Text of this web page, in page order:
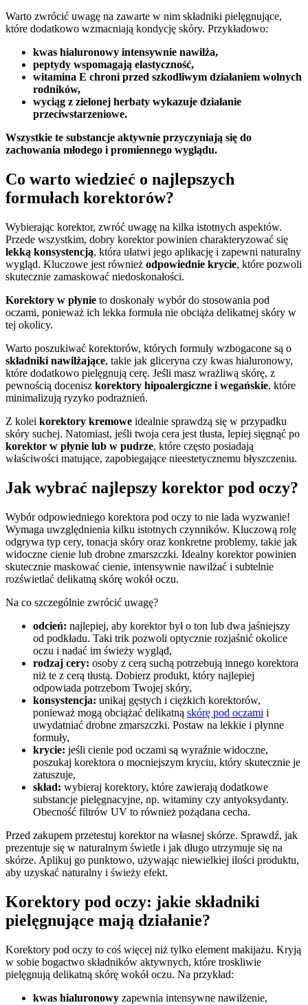
Warto zwrócić uwagę na zawarte w nim składniki pielęgnujące,
które dodatkowo wzmacniają kondycję skóry. Przykładowo:
kwas hialuronowy intensywnie nawilża,
peptydy wspomagają elastyczność,
witamina E chroni przed szkodliwym działaniem wolnych
rodników,
wyciąg z zielonej herbaty wykazuje działanie
przeciwstarzeniowe.
Wszystkie te substancje aktywnie przyczyniają się do
zachowania młodego i promiennego wyglądu.
Co warto wiedzieć o najlepszych
formułach korektorów?
Wybierając korektor, zwróć uwagę na kilka istotnych aspektów.
Przede wszystkim, dobry korektor powinien charakteryzować się
lekką konsystencją, która ułatwi jego aplikację i zapewni naturalny
wygląd. Kluczowe jest również odpowiednie krycie, które pozwoli
skutecznie zamaskować niedoskonałości.
Korektory w płynie to doskonały wybór do stosowania pod
oczami, ponieważ ich lekka formuła nie obciąża delikatnej skóry w
tej okolicy.
Warto poszukiwać korektorów, których formuły wzbogacone są o
składniki nawilżające, takie jak gliceryna czy kwas hialuronowy,
które dodatkowo pielęgnują cerę. Jeśli masz wrażliwą skórę, z
pewnością docenisz korektory hipoalergiczne i wegańskie, które
minimalizują ryzyko podrażnień.
Z kolei korektory kremowe idealnie sprawdzą się w przypadku
skóry suchej. Natomiast, jeśli twoja cera jest tłusta, lepiej sięgnąć po
korektor w płynie lub w pudrze, które często posiadają
właściwości matujące, zapobiegające nieestetycznemu błyszczeniu.
Jak wybrać najlepszy korektor pod oczy?
Wybór odpowiedniego korektora pod oczy to nie lada wyzwanie!
Wymaga uwzględnienia kilku istotnych czynników. Kluczową rolę
odgrywa typ cery, tonacja skóry oraz konkretne problemy, takie jak
widoczne cienie lub drobne zmarszczki. Idealny korektor powinien
skutecznie maskować cienie, intensywnie nawilżać i subtelnie
rozświetlać delikatną skórę wokół oczu.
Na co szczególnie zwrócić uwagę?
odcień: najlepiej, aby korektor był o ton lub dwa jaśniejszy
od podkładu. Taki trik pozwoli optycznie rozjaśnić okolice
oczu i nadać im świeży wygląd,
rodzaj cery: osoby z cerą suchą potrzebują innego korektora
niż te z cerą tłustą. Dobierz produkt, który najlepiej
odpowiada potrzebom Twojej skóry,
konsystencja: unikaj gęstych i ciężkich korektorów,
ponieważ mogą obciążać delikatną skórę pod oczami i
uwydatniać drobne zmarszczki. Postaw na lekkie i płynne
formuły,
krycie: jeśli cienie pod oczami są wyraźnie widoczne,
poszukaj korektora o mocniejszym kryciu, który skutecznie je
zatuszuje,
skład: wybieraj korektory, które zawierają dodatkowe
substancje pielęgnacyjne, np. witaminy czy antyoksydanty.
Obecność filtrów UV to również pożądana cecha.
Przed zakupem przetestuj korektor na własnej skórze. Sprawdź, jak
prezentuje się w naturalnym świetle i jak długo utrzymuje się na
skórze. Aplikuj go punktowo, używając niewielkiej ilości produktu,
aby uzyskać naturalny i świeży efekt.
Korektory pod oczy: jakie składniki
pielęgnujące mają działanie?
Korektory pod oczy to coś więcej niż tylko element makijażu. Kryją
w sobie bogactwo składników aktywnych, które troskliwie
pielęgnują delikatną skórę wokół oczu. Na przykład:
kwas hialuronowy zapewnia intensywne nawilżenie,